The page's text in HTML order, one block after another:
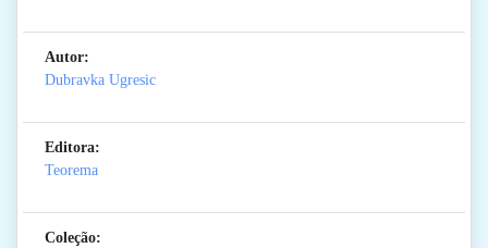
Autor:
Dubravka Ugresic
Editora:
Teorema
Coleção: